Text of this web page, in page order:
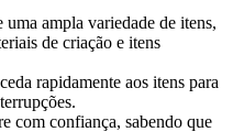
uma ampla variedade de itens,
de criação e itens
rapidamente aos itens para
com confiança, sabendo que